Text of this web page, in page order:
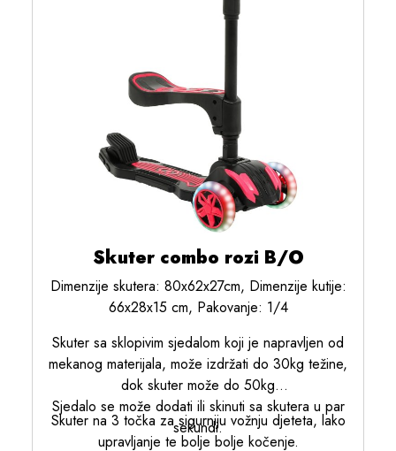
Godine: 3-7
Skuter combo rozi B/O
Dimenzije skutera: 80x62x27cm, Dimenzije kutije:
66x28x15 cm, Pakovanje: 1/4
Skuter sa sklopivim sjedalom koji je napravljen od
mekanog materijala, može izdržati do 30kg težine,
dok skuter može do 50kg
Sjedalo se može dodati ili skinuti sa skutera u par
sekundi.
Skuter na 3 točka za sigurniju vožnju djeteta, lako
upravljanje te bolje bolje kočenje.